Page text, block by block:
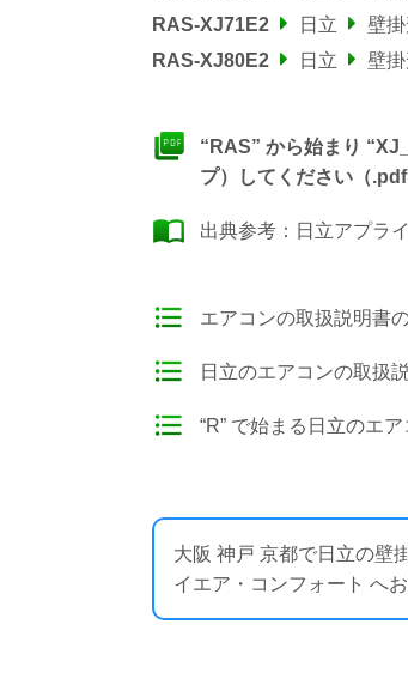
RAS-XJ71E2
日立 壁
RAS-XJ80E2
日立 壁
“RAS” から始まり
プ）してください（
出典参考： 日立アプラ
エアコンの取扱説明書
日立のエアコンの取扱
“R” で始まる日立のエ
大阪 神戸 京都で日立の壁
イエア・コンフォート へ